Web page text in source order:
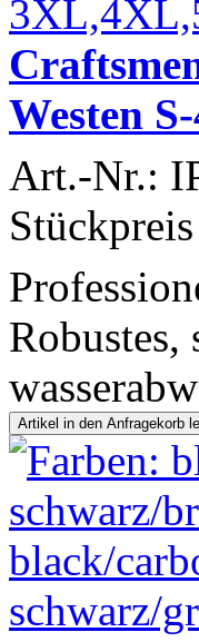
Westen
Art.-Nr.: